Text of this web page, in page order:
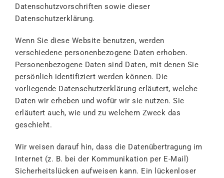
Datenschutzvorschriften sowie dieser
Datenschutzerklärung.
Wenn Sie diese Website benutzen, werden
verschiedene personenbezogene Daten erhoben.
Personenbezogene Daten sind Daten, mit denen Sie
persönlich identifiziert werden können. Die
vorliegende Datenschutzerklärung erläutert, welche
Daten wir erheben und wofür wir sie nutzen. Sie
erläutert auch, wie und zu welchem Zweck das
geschieht.
Wir weisen darauf hin, dass die Datenübertragung im
Internet (z. B. bei der Kommunikation per E-Mail)
Sicherheitslücken aufweisen kann. Ein lückenloser